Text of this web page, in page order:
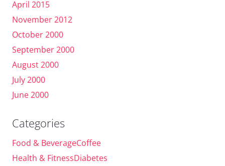
April 2015
November 2012
October 2000
September 2000
August 2000
July 2000
June 2000
Categories
Food & BeverageCoffee
Health & FitnessDiabetes